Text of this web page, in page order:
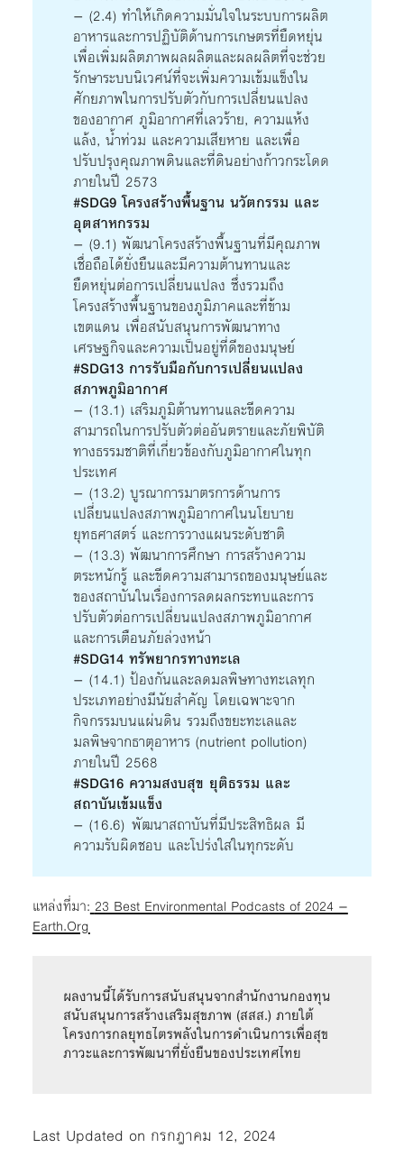
– (2.4) ทำให้เกิดความมั่นใจในระบบการผลิต
อาหารและการปฏิบัติด้านการเกษตรที่ยืดหยุ่น
เพื่อเพิ่มผลิตภาพผลผลิตและผลผลิตที่จะช่วย
รักษาระบบนิเวศน์ที่จะเพิ่มความเข้มแข็งใน
ศักยภาพในการปรับตัวกับการเปลี่ยนแปลง
ของอากาศ ภูมิอากาศที่เลวร้าย, ความแห้ง
แล้ง, น้ำท่วม และความเสียหาย และเพื่อ
ปรับปรุงคุณภาพดินและที่ดินอย่างก้าวกระโดด
ภายในปี 2573
#SDG9 โครงสร้างพื้นฐาน นวัตกรรม และ
อุตสาหกรรม
– (9.1) พัฒนาโครงสร้างพื้นฐานที่มีคุณภาพ
เชื่อถือได้ยั่งยืนและมีความต้านทานและ
ยืดหยุ่นต่อการเปลี่ยนแปลง ซึ่งรวมถึง
โครงสร้างพื้นฐานของภูมิภาคและที่ข้าม
เขตแดน เพื่อสนับสนุนการพัฒนาทาง
เศรษฐกิจและความเป็นอยู่ที่ดีของมนุษย์
#SDG13 การรับมือกับการเปลี่ยนเเปลง
สภาพภูมิอากาศ
– (13.1) เสริมภูมิต้านทานและขีดความ
สามารถในการปรับตัวต่ออันตรายและภัยพิบัติ
ทางธรรมชาติที่เกี่ยวข้องกับภูมิอากาศในทุก
ประเทศ
– (13.2) บูรณาการมาตรการด้านการ
เปลี่ยนแปลงสภาพภูมิอากาศในนโยบาย
ยุทธศาสตร์ และการวางแผนระดับชาติ
– (13.3) พัฒนาการศึกษา การสร้างความ
ตระหนักรู้ และขีดความสามารถของมนุษย์และ
ของสถาบันในเรื่องการลดผลกระทบและการ
ปรับตัวต่อการเปลี่ยนแปลงสภาพภูมิอากาศ
และการเตือนภัยล่วงหน้า
#SDG14 ทรัพยากรทางทะเล
– (14.1) ป้องกันและลดมลพิษทางทะเลทุก
ประเภทอย่างมีนัยสำคัญ โดยเฉพาะจาก
กิจกรรมบนแผ่นดิน รวมถึงขยะทะเลและ
มลพิษจากธาตุอาหาร (nutrient pollution)
ภายในปี 2568
#SDG16 ความสงบสุข ยุติธรรม และ
สถาบันเข้มแข็ง
– (16.6) พัฒนาสถาบันที่มีประสิทธิผล มี
ความรับผิดชอบ และโปร่งใสในทุกระดับ
แหล่งที่มา:23 Best Environmental Podcasts of 2024 –
Earth.Org
ผลงานนี้ได้รับการสนับสนุนจากสำนักงานกองทุน
สนับสนุนการสร้างเสริมสุขภาพ (สสส.) ภายใต้
โครงการกลยุทธไตรพลังในการดำเนินการเพื่อสุข
ภาวะและการพัฒนาที่ยั่งยืนของประเทศไทย
Last Updated on กรกฎาคม 12, 2024